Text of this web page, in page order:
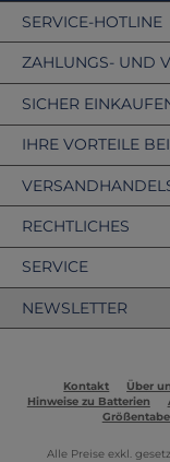
SERVICE-HOTLINE
ZAHLUNGS- UND
SICHER
IHRE VORTEILE
RECHTLICHES
SERVICE
NEWSLETTER
Kontakt Über
Hinweise zu Batterien
Alle Preise exkl.